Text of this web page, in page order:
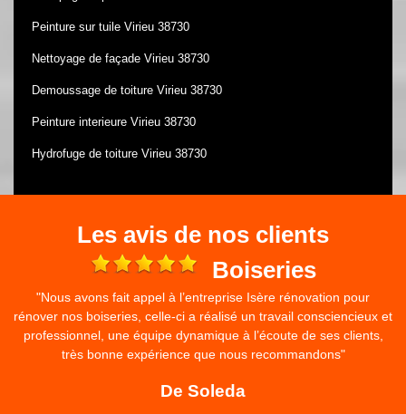
Peinture sur tuile Virieu 38730
Nettoyage de façade Virieu 38730
Demoussage de toiture Virieu 38730
Peinture interieure Virieu 38730
Hydrofuge de toiture Virieu 38730
Les avis de nos clients
Boiseries
"Nous avons fait appel à l’entreprise Isère rénovation pour
rénover nos boiseries, celle-ci a réalisé un travail consciencieux et
professionnel, une équipe dynamique à l’écoute de ses clients,
très bonne expérience que nous recommandons"
De Soleda